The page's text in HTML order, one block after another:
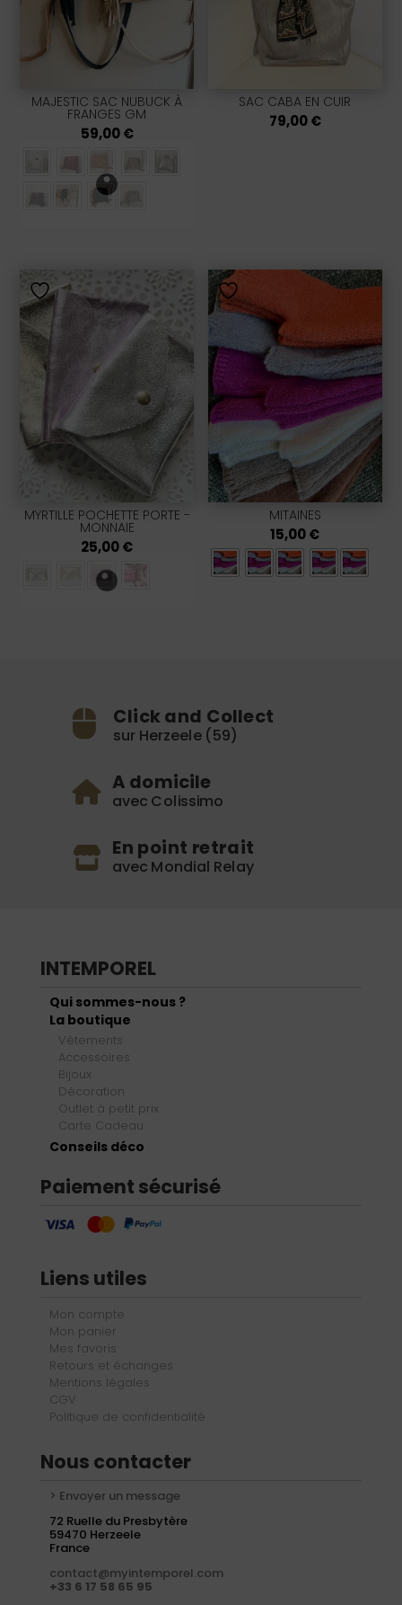
MAJESTIC SAC NUBUCK À
FRANGES GM
59,00€
SAC CABA EN CUIR
79,00€
MYRTILLE POCHETTE PORTE -
MONNAIE
25,00€
MITAINES
15,00€
Click and Collect
sur Herzeele (59)
A domicile
avec Colissimo
En point retrait
avec Mondial Relay
INTEMPOREL
Qui sommes-nous ?
La boutique
Vêtements
Accessoires
Bijoux
Décoration
Outlet à petit prix
Carte Cadeau
Conseils déco
Paiement sécurisé
Liens utiles
Mon compte
Mon panier
Mes favoris
Retours et échanges
Mentions légales
CGV
Politique de confidentialité
Nous contacter
> Envoyer un message
72 Ruelle du Presbytère
59470 Herzeele
France
contact@myintemporel.com
+33 6 17 58 65 95